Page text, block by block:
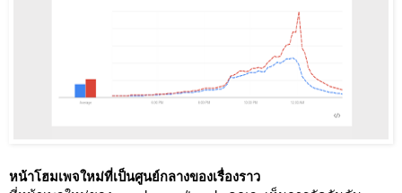
หน้าโฮมเพจใหม่ที่เป็นศูนย์กลางของเรื่องราว